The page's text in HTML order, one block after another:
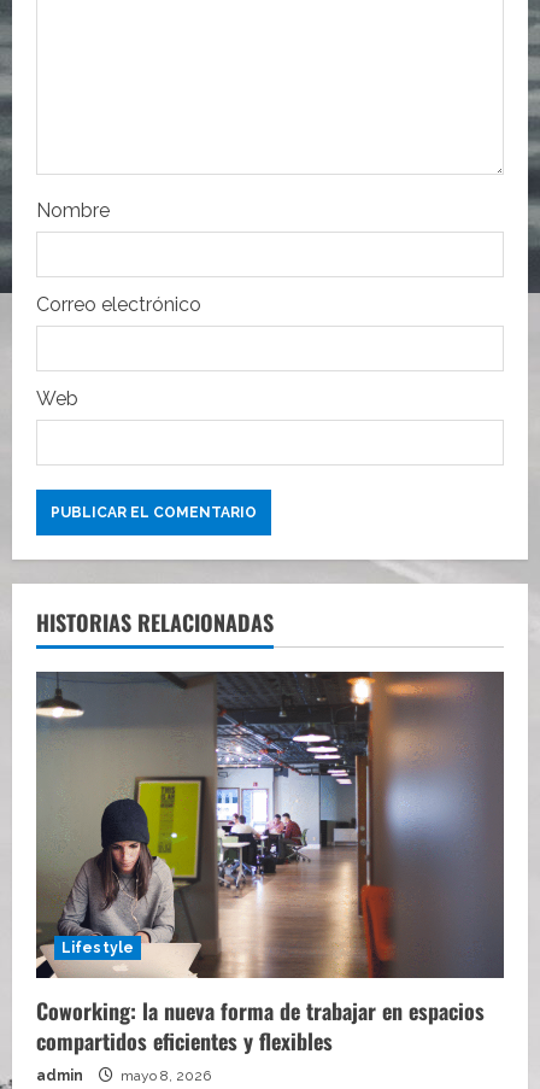
r
a
d
a
s
Nombre
Correo electrónico
Web
HISTORIAS RELACIONADAS
Lifestyle
Coworking: la nueva forma de trabajar en espacios
compartidos eficientes y flexibles
admin mayo 8, 2026